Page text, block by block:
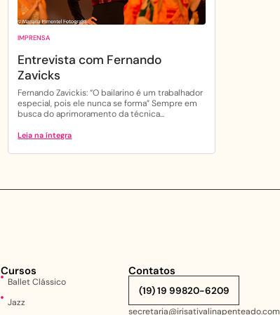
IMPRENSA
Entrevista com Fernando
Zavicks
Fernando Zavickis: “O bailarino é um trabalhador
especial, pois ele nunca se forma” Sempre em
busca do aprimoramento da técnica...
Leia na íntegra
Cursos
Ballet Clássico
Jazz
Contatos
(19) 19 99820-6209
secretaria@irisativalinapenteado.com